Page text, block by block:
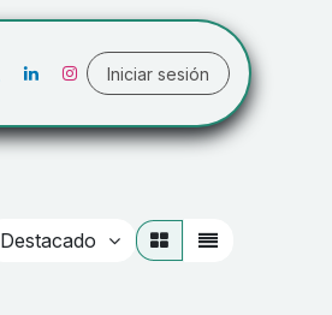
Iniciar sesión
Destacado